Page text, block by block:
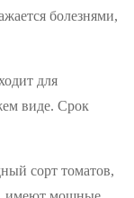
болезнями,
для
виде. Срок
сорт томатов,